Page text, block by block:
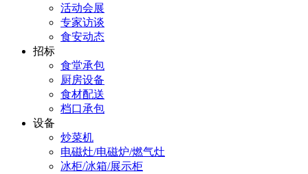
活动会展
专家访谈
食安动态
招标
食堂承包
厨房设备
食材配送
档口承包
设备
炒菜机
电磁灶/电磁炉/燃气灶
冰柜/冰箱/展示柜